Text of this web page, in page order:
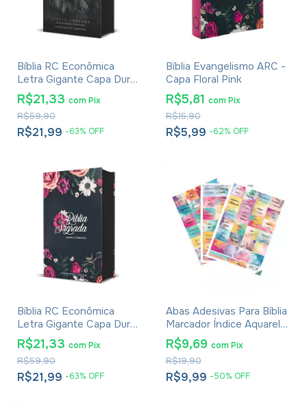
Bíblia RC Econômica
Letra Gigante Capa Dura
Com Harpa E Corinhos
Leão Rei dos Reis
R$21,99 -63% OFF
R$59,90
R$21,33 comPix
Bíblia Evangelismo ARC -
Capa Floral Pink
R$5,99 -62% OFF
R$15,90
R$5,81 com Pix
Bíblia RC Econômica
Letra Gigante Capa Dura
Com Harpa E Corinhos
Flores Pink
R$21,99 -63% OFF
R$59,90
R$21,33 comPix
Abas Adesivas Para Bíblia
Marcador Índice Aquarela
Pacote Com 3
R$9,99 -50% OFF
R$19,90
R$9,69 com Pix